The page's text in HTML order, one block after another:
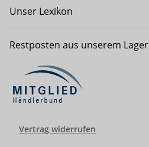
Unser Lexikon
Restposten aus unserem Lager
Vertrag widerrufen